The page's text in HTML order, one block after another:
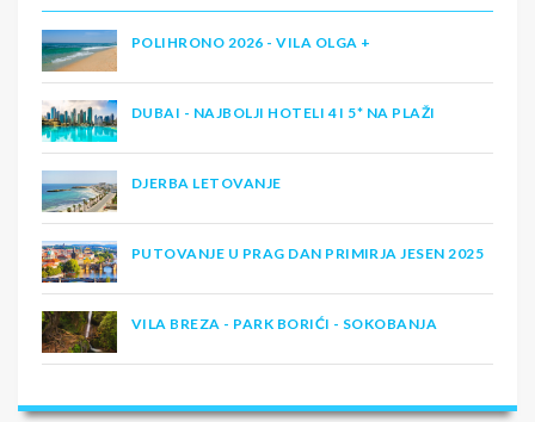
POLIHRONO 2026 - VILA OLGA +
DUBAI - NAJBOLJI HOTELI 4 I 5* NA PLAŽI
DJERBA LETOVANJE
PUTOVANJE U PRAG DAN PRIMIRJA JESEN 2025
VILA BREZA - PARK BORIĆI - SOKOBANJA